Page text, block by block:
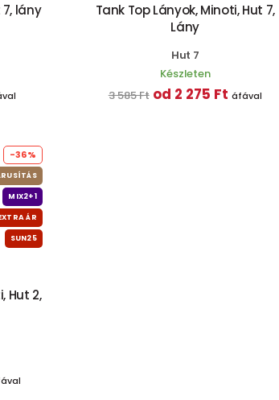
lány
Tank Top Lányok, Minoti, Hut 7,
Lány
Hut 7
Készleten
3 585 Ft od 2 275 Ft áfával
-36%
MIX2+1
ÁR
SUN25
Hut 2,